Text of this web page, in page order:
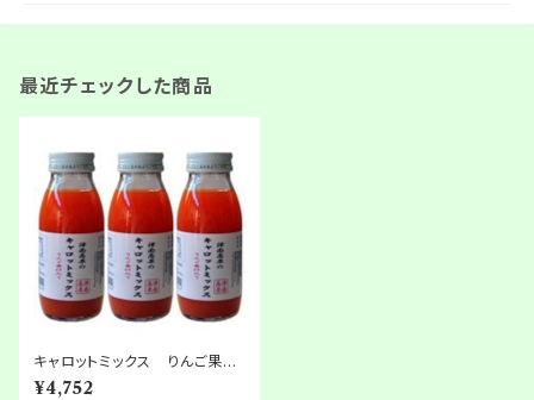
最近チェックした商品
キャロットミックス りんご果汁
入り 200ml × 20本
¥4,752